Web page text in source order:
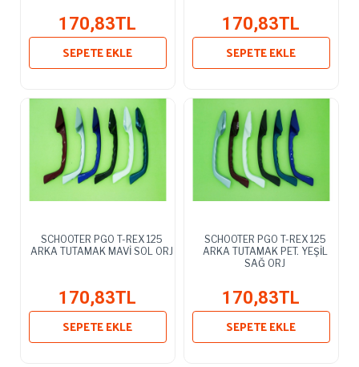
170,83TL
SEPETE EKLE
170,83TL
SEPETE EKLE
SCHOOTER PGO T-REX 125
ARKA TUTAMAK MAVİ SOL ORJ
170,83TL
SEPETE EKLE
SCHOOTER PGO T-REX 125
ARKA TUTAMAK PET. YEŞİL
SAĞ ORJ
170,83TL
SEPETE EKLE